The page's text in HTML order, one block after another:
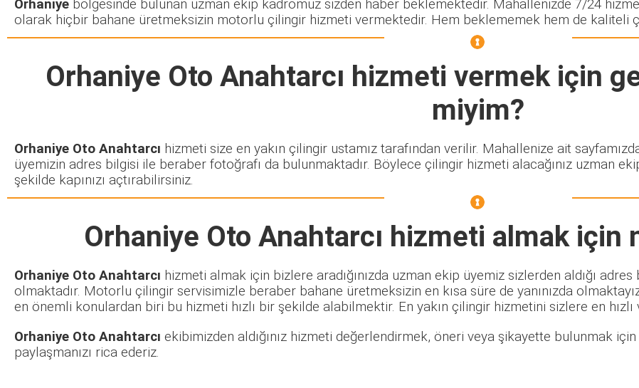
Orhaniye bölgesinde bulunan uzman ekip kadromuz sizden haber beklemektedir. Mahallenizde 7/24
olarak hiçbir bahane üretmeksizin motorlu çilingir hizmeti vermektedir. Hem beklememek hem de kaliteli
Orhaniye Oto Anahtarcı hizmeti vermek için
miyim?
Orhaniye Oto Anahtarcı hizmeti size en yakın çilingir ustamız tarafından verilir. Mahallenize ait
üyemizin adres bilgisi ile beraber fotoğrafı da bulunmaktadır. Böylece çilingir hizmeti alacağınız uzman
şekilde kapınızı açtırabilirsiniz.
Orhaniye Oto Anahtarcı hizmeti almak için
Orhaniye Oto Anahtarcı hizmeti almak için bizlere aradığınızda uzman ekip üyemiz sizlerden aldığı
olmaktadır. Motorlu çilingir servisimizle beraber bahane üretmeksizin en kısa süre de yanınızda
en önemli konulardan biri bu hizmeti hızlı bir şekilde alabilmektir. En yakın çilingir hizmetini sizlere en
Orhaniye Oto Anahtarcı ekibimizden aldığınız hizmeti değerlendirmek, öneri veya şikayette bulunmak
paylaşmanızı rica ederiz.